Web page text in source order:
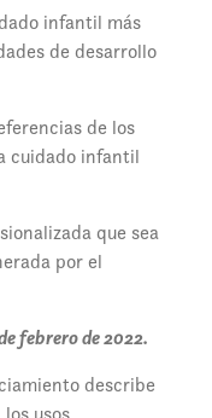
infantil más
de desarrollo
de los
cuidado infantil
que sea
por el
febrero de 2022.
describe